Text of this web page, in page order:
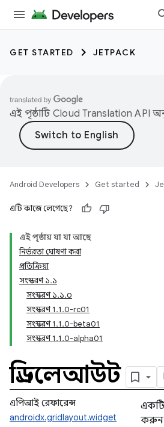
GET STARTED JETPACK
এই পৃষ্ঠাটি Cloud Translation API
Android Developers Get started
এটি কাজে লেগেছে?
এই পৃষ্ঠায় যা যা আছে
নির্ভরতা ঘোষণা করা
প্রতিক্রিয়া
সংস্করণ ১.১
সংস্করণ ১.১.০
সংস্করণ 1.1.0-rc01
সংস্করণ 1.1.0-beta01
সংস্করণ 1.1.0-alpha01
গ্রিডলেআউট
এপিআই রেফারেন্স
androidx.gridlayout.widget
একটি